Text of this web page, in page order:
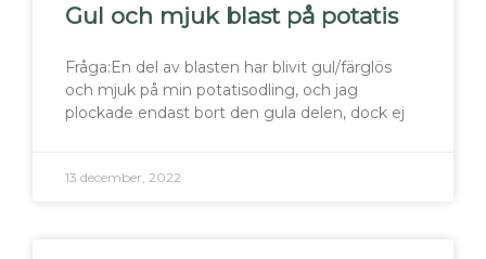
Gul och mjuk blast på potatis
Fråga:En del av blasten har blivit gul/färglös
och mjuk på min potatisodling, och jag
plockade endast bort den gula delen, dock ej
13 december, 2022